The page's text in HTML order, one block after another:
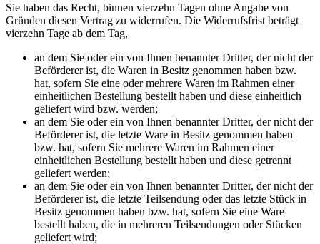
Sie haben das Recht, binnen vierzehn Tagen ohne Angabe von
Gründen diesen Vertrag zu widerrufen. Die Widerrufsfrist beträgt
vierzehn Tage ab dem Tag,
an dem Sie oder ein von Ihnen benannter Dritter, der nicht der
Beförderer ist, die Waren in Besitz genommen haben bzw.
hat, sofern Sie eine oder mehrere Waren im Rahmen einer
einheitlichen Bestellung bestellt haben und diese einheitlich
geliefert wird bzw. werden;
an dem Sie oder ein von Ihnen benannter Dritter, der nicht der
Beförderer ist, die letzte Ware in Besitz genommen haben
bzw. hat, sofern Sie mehrere Waren im Rahmen einer
einheitlichen Bestellung bestellt haben und diese getrennt
geliefert werden;
an dem Sie oder ein von Ihnen benannter Dritter, der nicht der
Beförderer ist, die letzte Teilsendung oder das letzte Stück in
Besitz genommen haben bzw. hat, sofern Sie eine Ware
bestellt haben, die in mehreren Teilsendungen oder Stücken
geliefert wird;